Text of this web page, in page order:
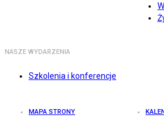
NASZE WYDARZENIA
Szkolenia i konferencje
MAPA STRONY